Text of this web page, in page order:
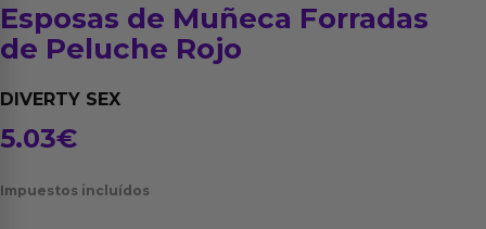
Esposas de Muñeca Forradas
de Peluche Rojo
DIVERTY SEX
5.03€
Impuestos incluídos